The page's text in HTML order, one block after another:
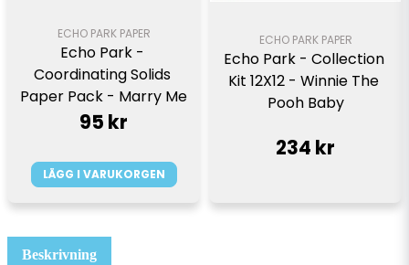
Beskrivning
ECHO PARK PAPER
Echo Park -
Coordinating Solids
Paper Pack - Marry Me
95 kr
LÄGG I VARUKORGEN
ECHO PARK PAPER
Echo Park - Collection
Kit 12X12 - Winnie The
Pooh Baby
234 kr